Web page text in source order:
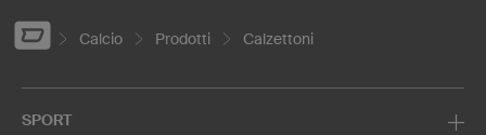
Calcio Prodotti Calzettoni
SPORT